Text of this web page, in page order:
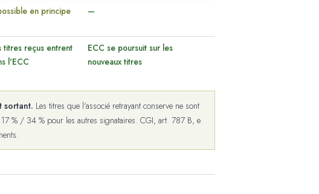
en principe —
titres reçus entrent
l'ECC
ECC se poursuit sur les
nouveaux titres
sortant. Les titres que l'associé retrayant conserve ne sont
% / 34 % pour les autres signataires. CGI, art. 787 B, e